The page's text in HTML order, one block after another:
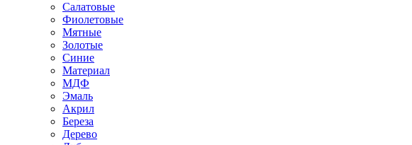
Салатовые
Фиолетовые
Мятные
Золотые
Синие
Материал
МДФ
Эмаль
Акрил
Береза
Дерево